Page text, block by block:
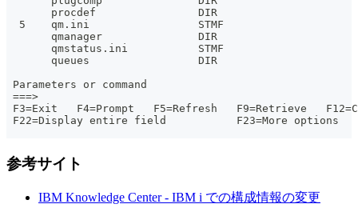
       procdef                DIR
  5    qm.ini                 STMF
       qmanager               DIR
       qmstatus.ini           STMF
       queues                 DIR
Parameters or command
===>
F3=Exit   F4=Prompt   F5=Refresh   F9=Retrieve
F22=Display entire field           F23=More options
参考サイト
IBM Knowledge Center - IBM i での構成情報の変更